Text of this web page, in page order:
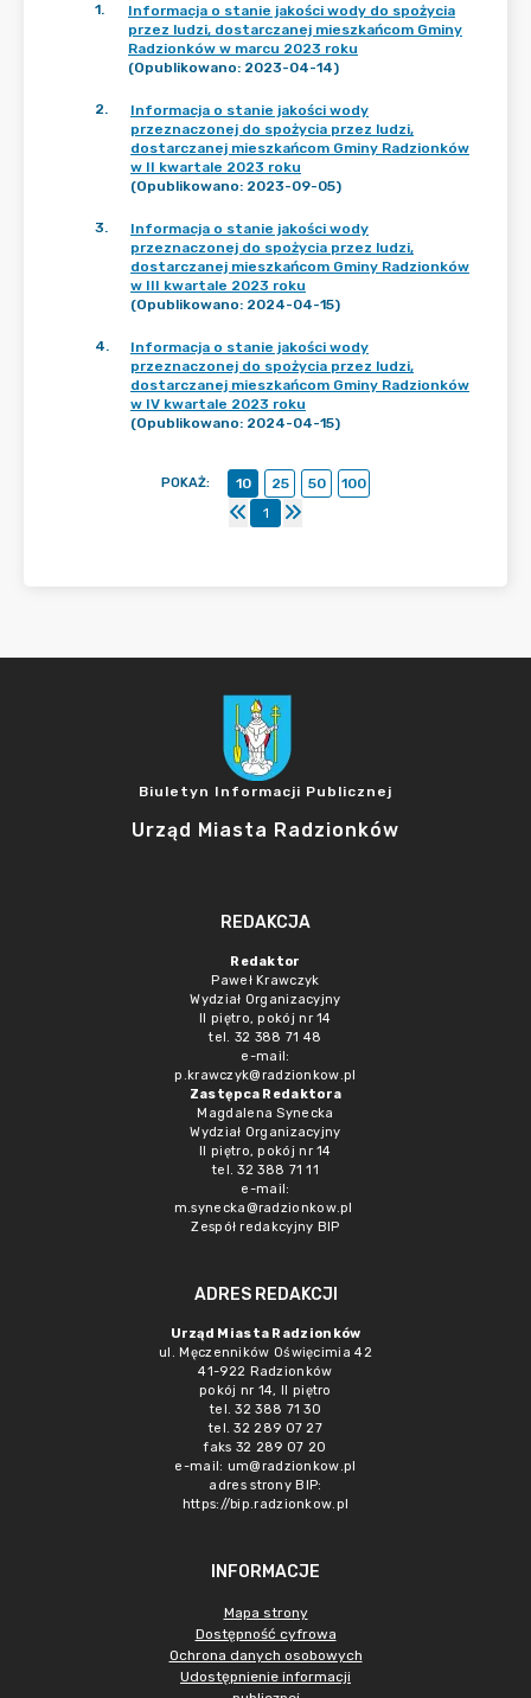
1.
Informacja o stanie jakości wody do spożycia
przez ludzi, dostarczanej mieszkańcom Gminy
Radzionków w marcu 2023 roku
(Opublikowano: 2023-04-14)
2.
Informacja o stanie jakości wody
przeznaczonej do spożycia przez ludzi,
dostarczanej mieszkańcom Gminy Radzionków
w II kwartale 2023 roku
(Opublikowano: 2023-09-05)
3.
Informacja o stanie jakości wody
przeznaczonej do spożycia przez ludzi,
dostarczanej mieszkańcom Gminy Radzionków
w III kwartale 2023 roku
(Opublikowano: 2024-04-15)
4.
Informacja o stanie jakości wody
przeznaczonej do spożycia przez ludzi,
dostarczanej mieszkańcom Gminy Radzionków
w IV kwartale 2023 roku
(Opublikowano: 2024-04-15)
POKAŻ: 10 25 50
100
1
Biuletyn Informacji Publicznej
Urząd Miasta Radzionków
REDAKCJA
Redaktor
Paweł Krawczyk
Wydział Organizacyjny
II piętro, pokój nr 14
tel. 32 388 71 48
e-mail:
p.krawczyk@radzionkow.pl
Zastępca Redaktora
Magdalena Synecka
Wydział Organizacyjny
II piętro, pokój nr 14
tel. 32 388 71 11
e-mail:
m.synecka@radzionkow.pl
Zespół redakcyjny BIP
ADRES REDAKCJI
Urząd Miasta Radzionków
ul. Męczenników Oświęcimia 42
41-922 Radzionków
pokój nr 14, II piętro
tel. 32 388 71 30
tel. 32 289 07 27
faks 32 289 07 20
e-mail: um@radzionkow.pl
adres strony BIP:
https://bip.radzionkow.pl
INFORMACJE
Mapa strony
Dostępność cyfrowa
Ochrona danych osobowych
Udostępnienie informacji